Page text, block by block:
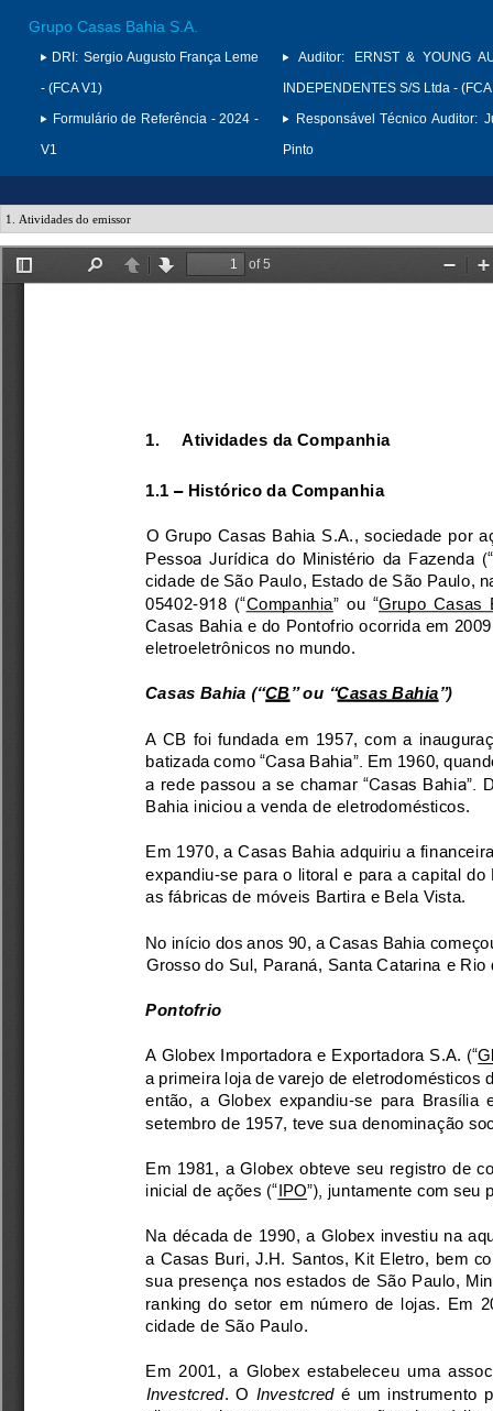
Grupo Casas Bahia S.A.
DRI: Sergio Augusto França Leme
- (FCA V1)
Formulário de Referência - 2024 -
V1
Auditor:
ERNST & YOUNG
INDEPENDENTES S/S Ltda -
Responsável Técnico Auditor:
Pinto